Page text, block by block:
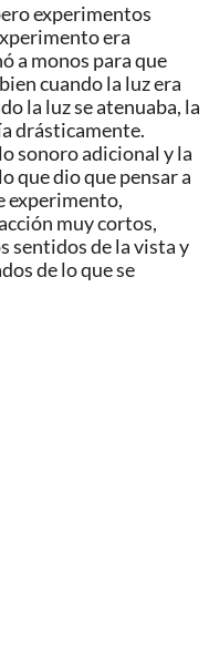
experimentos
era
a monos para que
cuando la luz era
la luz se atenuaba, la
drásticamente.
sonoro adicional y la
que dio que pensar a
experimento,
muy cortos,
sentidos de la vista y
de lo que se